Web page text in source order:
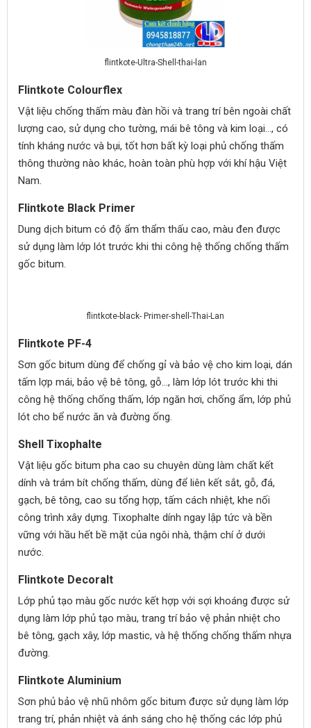
flintkote-Ultra-Shell-thai-lan
Flintkote Colourflex
Vật liệu chống thấm màu đàn hồi và trang trí bên ngoài chất
lượng cao, sử dụng cho tường, mái bê tông và kim loại..., có
tính kháng nước và bụi, tốt hơn bất kỳ loại phủ chống thấm
thông thường nào khác, hoàn toàn phù hợp với khí hậu Việt
Nam.
Flintkote Black Primer
Dung dịch bitum có độ ẩm thẩm thấu cao, màu đen được
sử dụng làm lớp lót trước khi thi công hệ thống chống thấm
gốc bitum.
flintkote-black- Primer-shell-Thai-Lan
Flintkote PF-4
Sơn gốc bitum dùng để chống gỉ và bảo vệ cho kim loại, dán
tấm lợp mái, bảo vệ bê tông, gỗ..., làm lớp lót trước khi thi
công hệ thống chống thấm, lớp ngăn hơi, chống ẩm, lớp phủ
lót cho bể nước ăn và đường ống.
Shell Tixophalte
Vật liệu gốc bitum pha cao su chuyên dùng làm chất kết
dính và trám bít chống thấm, dùng để liên kết sắt, gỗ, đá,
gạch, bê tông, cao su tổng hợp, tấm cách nhiệt, khe nối
công trình xây dựng. Tixophalte dính ngay lập tức và bền
vững với hầu hết bề mặt của ngôi nhà, thậm chí ở dưới
nước.
Flintkote Decoralt
Lớp phủ tạo màu gốc nước kết hợp với sợi khoáng được sử
dụng làm lớp phủ tạo màu, trang trí bảo vệ phản nhiệt cho
bê tông, gạch xây, lớp mastic, và hệ thống chống thấm nhựa
đường.
Flintkote Aluminium
Sơn phủ bảo vệ nhũ nhôm gốc bitum được sử dụng làm lớp
trang trí, phản nhiệt và ánh sáng cho hệ thống các lớp phủ